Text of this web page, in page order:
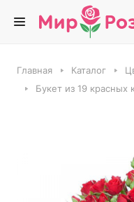
Главная Каталог
Букет из 19 красных